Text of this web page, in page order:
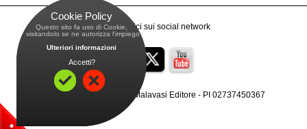
Raggiungici sui social network
Copyright © 2001-2026, Malavasi Editore - PI 02737450367
Cookie Policy
Questo sito fa uso di Cookie,
visitandolo se ne autorizza l'impiego
Ulteriori informazioni
Accetti?